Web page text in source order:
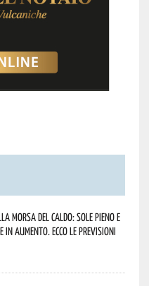
morsa del caldo: sole pieno e
in aumento. Ecco le previsioni